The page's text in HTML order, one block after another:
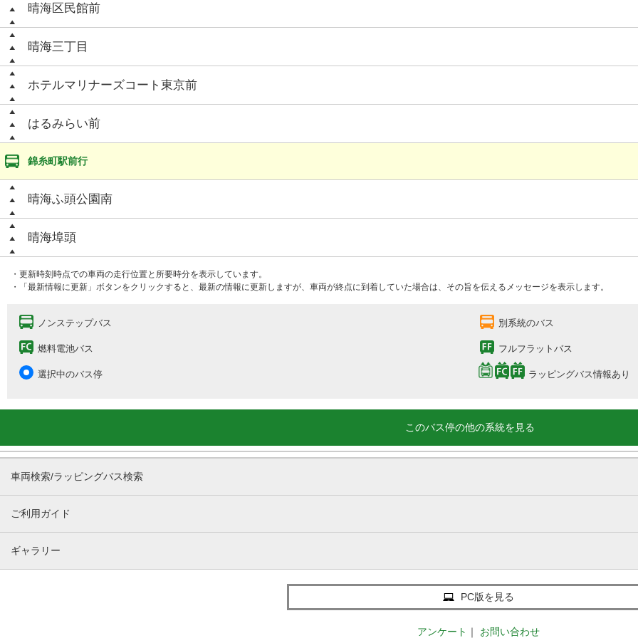
晴海区民館前
晴海三丁目
ホテルマリナーズコート東京前
はるみらい前
錦糸町駅前行
晴海ふ頭公園南
晴海埠頭
・更新時刻時点での車両の走行位置と所要時分を表示しています。
・「最新情報に更新」ボタンをクリックすると、最新の情報に更新しますが、車両が終点に到着していた場合は、その旨を伝えるメッセージを表示します。
ノンステップバス 別系統のバス
燃料電池バス フルフラットバス
選択中のバス停 ラッピングバス情報あり
このバス停の他の系統を見る
車両検索/ラッピングバス検索
ご利用ガイド
ギャラリー
PC版を見る
アンケート ｜ お問い合わせ